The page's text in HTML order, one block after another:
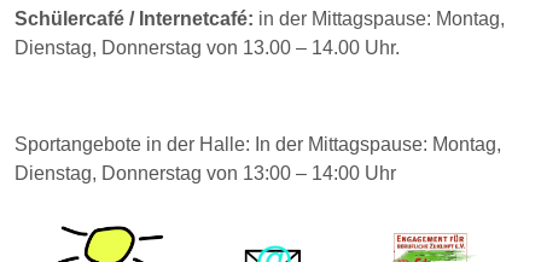
Schülercafé / Internetcafé: in der Mittagspause: Montag,
Dienstag, Donnerstag von 13.00 – 14.00 Uhr.
Sportangebote in der Halle: In der Mittagspause: Montag,
Dienstag, Donnerstag von 13:00 – 14:00 Uhr